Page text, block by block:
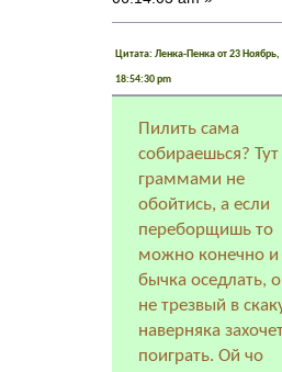
Цитата: Ленка-Пенка от 23 Ноябрь,
18:54:30 pm
Пилить сама
собираешься?
граммами не
обойтись, а если
переборщишь то
можно конечно и
бычка оседлать,
не трезвый в
наверняка
поиграть. Ой чо